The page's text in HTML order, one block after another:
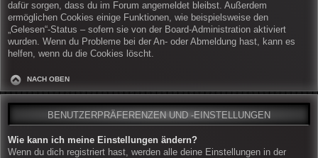
dafür sorgen, dass du im Forum angemeldet bleibst. Außerdem
ermöglichen Cookies einige Funktionen, wie beispielsweise den
„Gelesen“-Status – sofern sie von der Board-Administration aktiviert
wurden. Wenn du Probleme bei der An- oder Abmeldung hast, kann es
helfen, wenn du die Cookies löscht.
NACH OBEN
BENUTZERPRÄFERENZEN UND -EINSTELLUNGEN
Wie kann ich meine Einstellungen ändern?
Wenn du dich registriert hast, werden alle deine Einstellungen in der